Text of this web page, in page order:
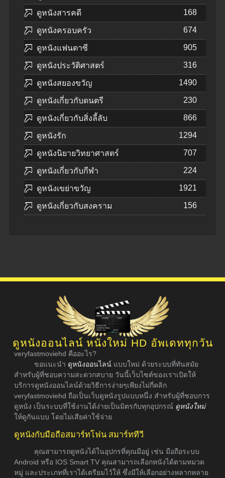
ดูหนังสารคดี 168
ดูหนังครอบครัว 674
ดูหนังแฟนตาซี 905
ดูหนังประวัติศาสตร์ 316
ดูหนังสยองขวัญ 1490
ดูหนังเกี่ยวกับดนตรี 230
ดูหนังเกี่ยวกับสิ่งลี้ลับ 866
ดูหนังรัก 1294
ดูหนังนิยายวิทยาศาสตร์ 707
ดูหนังเกี่ยวกับกีฬา 224
ดูหนังเขย่าขวัญ 1921
ดูหนังเกี่ยวกับสงคราม 156
ดูหนังออนไลน์ หนังใหม่ HD อัพเดททุกวัน
veryfastmoviehd คืออะไร?
ขอแนะนำ ดูหนังออนไลน์ แบบใหม่ ด้วยระบบที่ทันสมัย
สำหรับผู้ที่ชอบความสะดวกสบาย วันนี้เว็บไซต์ของเราเปิดให้
บริการดูหนังออนไลน์ด้วยวิธีการง่ายๆเพียงไม่กี่คลิก
veryfastmoviehd ถือเป็นเว็บดูหนังรูปแบบหนึ่ง สำหรับผู้ที่ชอบการ
ดูหนัง เป็นระบบที่ใช้งานได้ง่ายเป็นมิตรกับทุกอุปกรณ์ ดูหนังใหม่
ให้ดูกันแบบ โดยไม่เสียค่าใช้จ่าย
ดูหนังกับมือถือสมาร์ทโฟน สมาร์ททีวี
คุณสามารถดูหนังได้ในอุปกรที่คุณมีอยู่ เช่น มือถือระบบ
Android หรือ IOS Smart TV คุณสามารถเลือกหนังได้ตามหมวด
หมู่ และประเภทที่เราได้เตรียมไว้ให้ ซึ่งมีให้เลือกอย่างหลากหลาย